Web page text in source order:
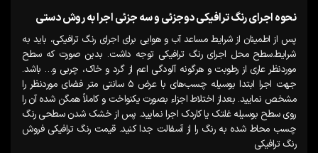
نحوه اجرای رنگ ترافیکی دوجزئی و سه جزئی اجرا به روش دستی
پس از اطمینان از شرایط مساعد آب ‌و هوایی برای اجرای رنگ ترافیکی، باید به
شرایط.سطح محل اجرای رنگ ترافیکی توجه داشت. بدین صورت که سطح
موردنظر عاری از رطوبت و هرگونه آلودگی اعم از گرد و خاک، چربی و… باشد.
جهت اجرا ابتدا بوسیله چسب‌های با عرض ۵ سانتی متر فضای موردنظر را
مشخص نمایید. بعداز اختلاط اجزاء بصورت یکنواخت و کاملاً همگن شده آن را
روی سطح بوسیله غلتک یا کاردک اجرا نمایید. پس از خشک شدن سطحی رنگ
چسب محاط شده به رنگ را از آسفالت جدا کنید. قیمت رنگ ترافیکی فروش
رنگ ترافیکی